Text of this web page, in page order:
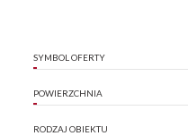
SYMBOL OFERTY
POWIERZCHNIA
RODZAJ OBIEKTU